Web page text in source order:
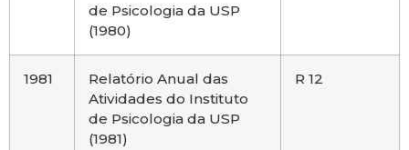
de Psicologia da USP
(1980)
1981
Relatório Anual das
Atividades do Instituto
de Psicologia da USP
(1981)
R 12